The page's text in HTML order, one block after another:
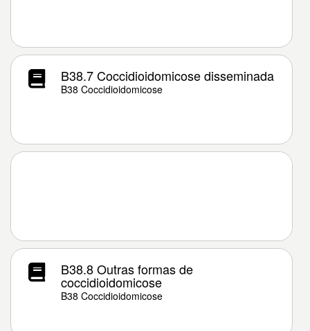
B38.7 Coccidioidomicose disseminada
B38 Coccidioidomicose
B38.8 Outras formas de
coccidioidomicose
B38 Coccidioidomicose